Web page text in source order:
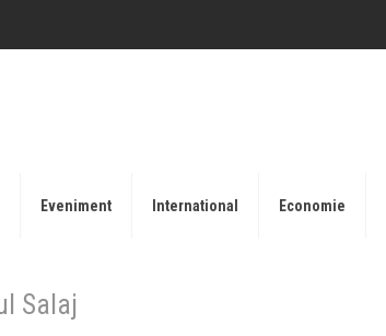
Eveniment International Economie
Salaj